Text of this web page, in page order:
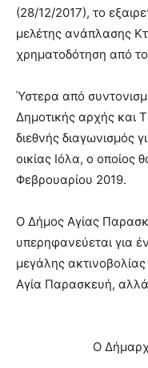
(28/12/2017), το
μελέτης ανάπλασης
χρηματοδότηση από
Ύστερα από
Δημοτικής αρχής και
διεθνής διαγωνισμός
οικίας Ιόλα, ο οποίος
Φεβρουαρίου 2019.
Ο Δήμος Αγίας
υπερηφανεύεται για
μεγάλης
Αγία Παρασκευή,
Ο